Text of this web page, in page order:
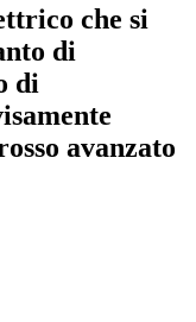
che si
di
di
avanzato